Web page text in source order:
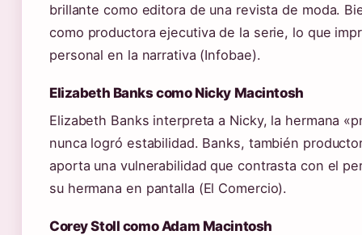
brillante como editora de una revista de moda.
como productora ejecutiva de la serie, lo que
personal en la narrativa (Infobae).
Elizabeth Banks como Nicky Macintosh
Elizabeth Banks interpreta a Nicky, la hermana
nunca logró estabilidad. Banks, también
aporta una vulnerabilidad que contrasta con el
su hermana en pantalla (El Comercio).
Corey Stoll como Adam Macintosh